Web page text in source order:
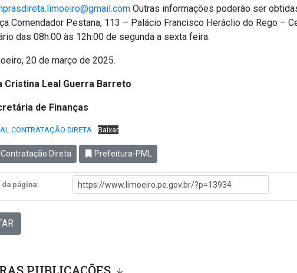
Outras informações poderão ser
Comendador Pestana, 113 – Palácio Francisco Heráclio do Rego –
das 08h:00 às 12h:00 de segunda a sexta feira.
20 de março de 2025.
Cristina Leal Guerra Barreto
de Finanças
CONTRATAÇÃO DIRETA Baixar
Contratação Direta Prefeitura-PML
da página: